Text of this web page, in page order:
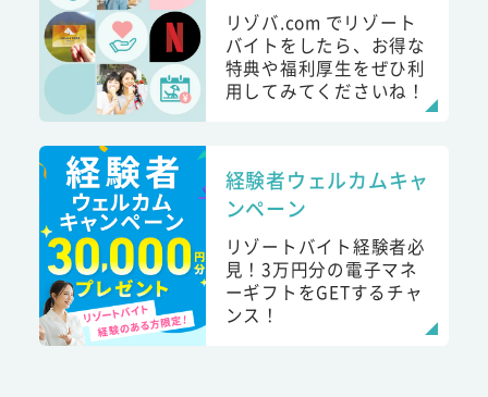
リゾバ.com でリゾート
バイトをしたら、お得な
特典や福利厚生をぜひ利
用してみてくださいね！
経験者ウェルカムキャ
ンペーン
リゾートバイト経験者必
見！3万円分の電子マネ
ーギフトをGETするチャ
ンス！